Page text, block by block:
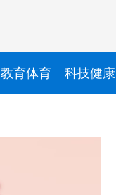
教育体育 科技健康